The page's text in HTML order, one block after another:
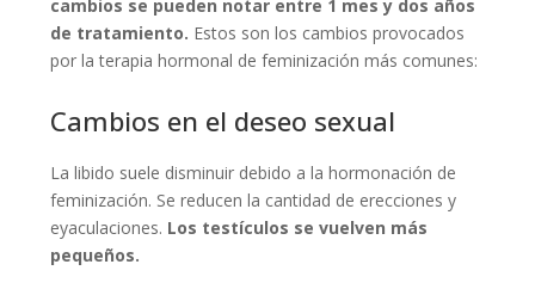
cambios se pueden notar entre 1 mes y dos años
de tratamiento. Estos son los cambios provocados
por la terapia hormonal de feminización más comunes:
Cambios en el deseo sexual
La libido suele disminuir debido a la hormonación de
feminización. Se reducen la cantidad de erecciones y
eyaculaciones. Los testículos se vuelven más
pequeños.